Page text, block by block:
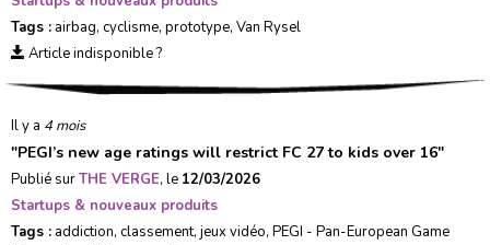
Tags : airbag, cyclisme, prototype, Van Rysel
Article indisponible ?
Il y a 4 mois
"PEGI’s new age ratings will restrict FC 27 to kids over 16"
Publié surTHE VERGE, le 12/03/2026
Startups & nouveaux produits
Tags : addiction, classement, jeux vidéo, PEGI - Pan-European Game